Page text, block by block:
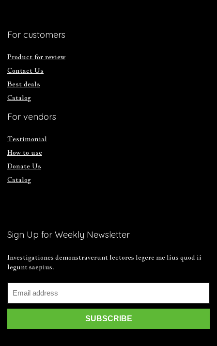
For customers
Product for review
Contact Us
Best deals
Catalog
For vendors
Testimonial
How to use
Donate Us
Catalog
Sign Up for Weekly Newsletter
Investigationes demonstraverunt lectores legere me lius quod ii
legunt saepius.